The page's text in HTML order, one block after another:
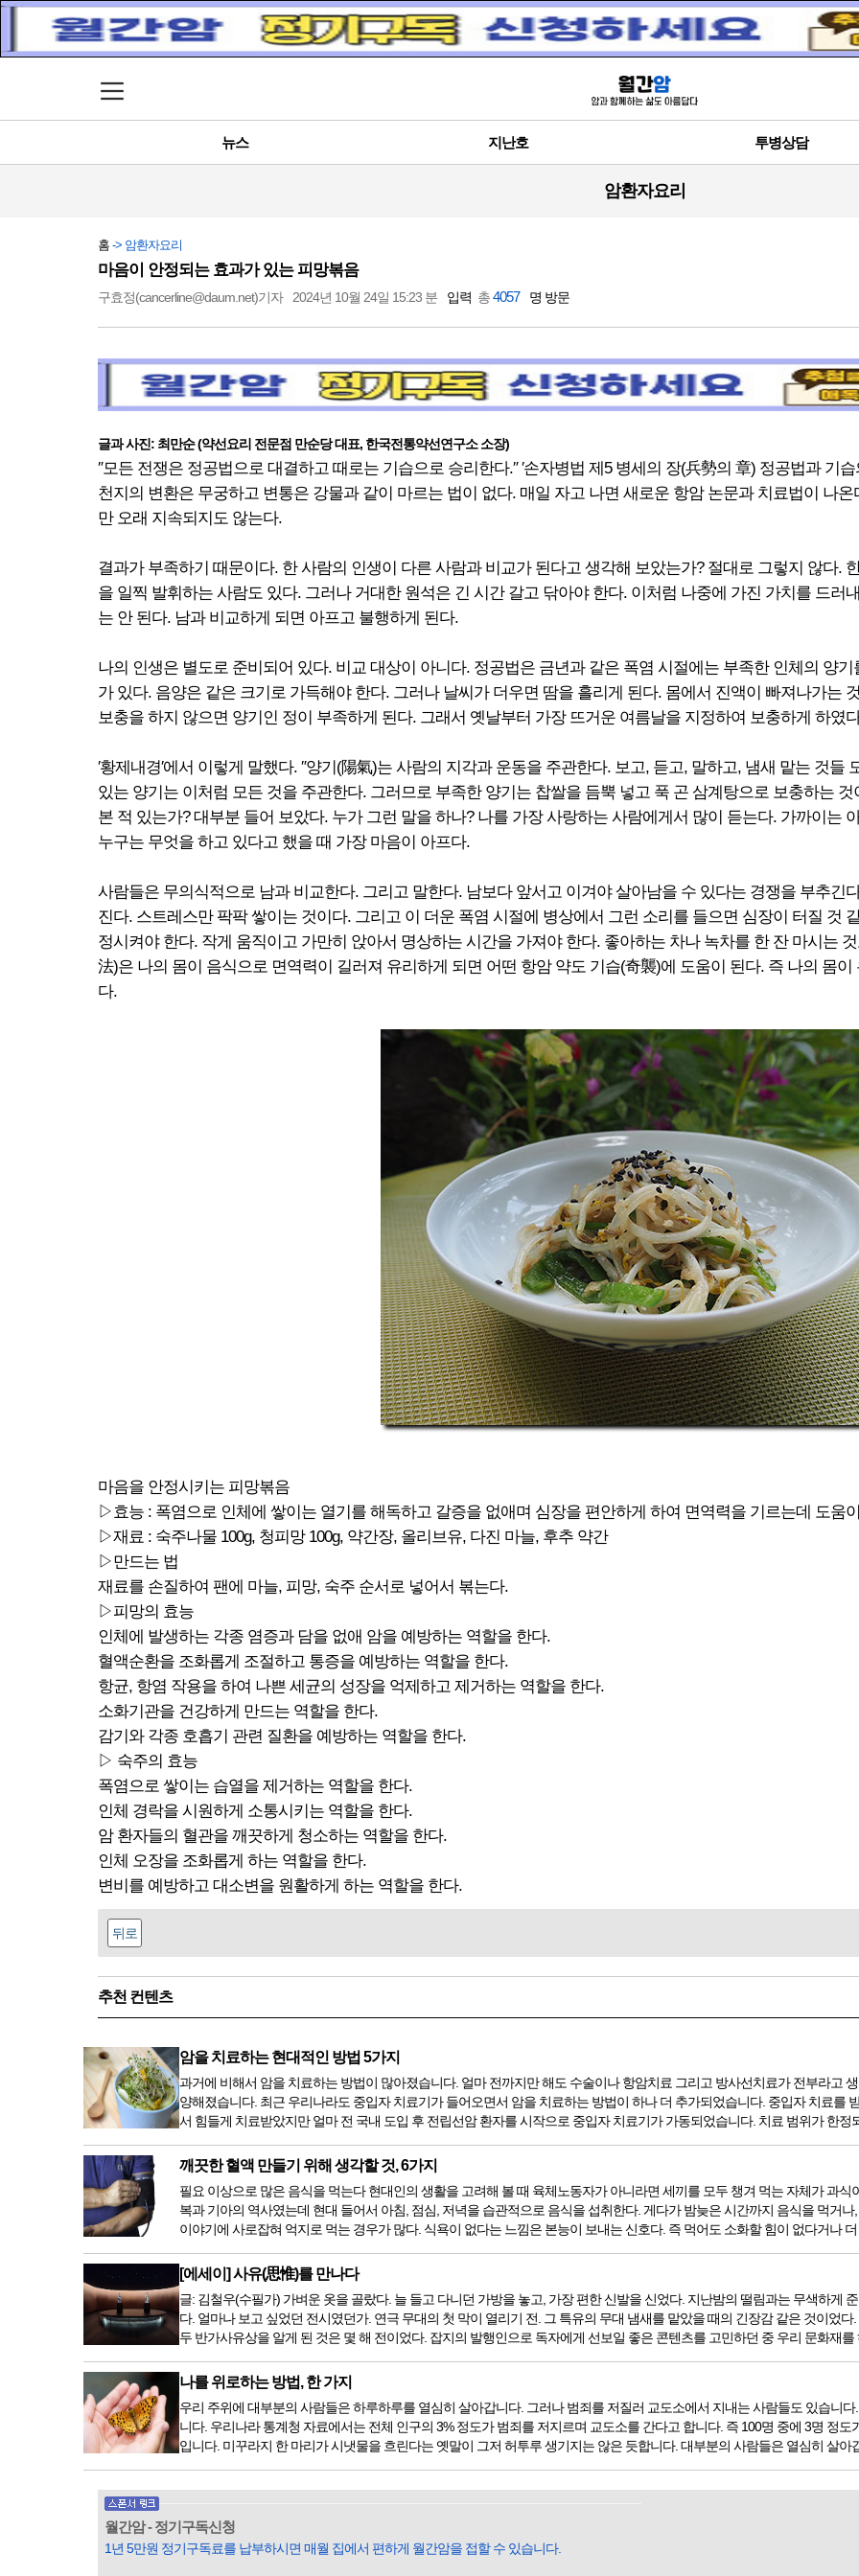
메뉴 열기
뉴스 지난호 투병상담
암환자요리
홈 -> 암환자요리
마음이 안정되는 효과가 있는 피망볶음
구효정(cancerline@daum.net)기자 2024년 10월 24일 15:23 분 입력 총4057 명 방문
글과 사진: 최만순 (약선요리 전문점 만순당 대표, 한국전통약선연구소 소장)
″모든 전쟁은 정공법으로 대결하고 때로는 기습으로 승리한다.″ ′손자병법 제5 병세의 장(兵勢의 章) 정공법과 기
천지의 변환은 무궁하고 변통은 강물과 같이 마르는 법이 없다. 매일 자고 나면 새로운 항암 논문과 치료법이 나
만 오래 지속되지도 않는다.
결과가 부족하기 때문이다. 한 사람의 인생이 다른 사람과 비교가 된다고 생각해 보았는가? 절대로 그렇지 않다.
을 일찍 발휘하는 사람도 있다. 그러나 거대한 원석은 긴 시간 갈고 닦아야 한다. 이처럼 나중에 가진 가치를 드러
는 안 된다. 남과 비교하게 되면 아프고 불행하게 된다.
나의 인생은 별도로 준비되어 있다. 비교 대상이 아니다. 정공법은 금년과 같은 폭염 시절에는 부족한 인체의 양
가 있다. 음양은 같은 크기로 가득해야 한다. 그러나 날씨가 더우면 땀을 흘리게 된다. 몸에서 진액이 빠져나가는
보충을 하지 않으면 양기인 정이 부족하게 된다. 그래서 옛날부터 가장 뜨거운 여름날을 지정하여 보충하게 하였
′황제내경′에서 이렇게 말했다. ″양기(陽氣)는 사람의 지각과 운동을 주관한다. 보고, 듣고, 말하고, 냄새 맡는 것들
있는 양기는 이처럼 모든 것을 주관한다. 그러므로 부족한 양기는 찹쌀을 듬뿍 넣고 푹 곤 삼계탕으로 보충하는
본 적 있는가? 대부분 들어 보았다. 누가 그런 말을 하나? 나를 가장 사랑하는 사람에게서 많이 듣는다. 가까이는
누구는 무엇을 하고 있다고 했을 때 가장 마음이 아프다.
사람들은 무의식적으로 남과 비교한다. 그리고 말한다. 남보다 앞서고 이겨야 살아남을 수 있다는 경쟁을 부추긴
진다. 스트레스만 팍팍 쌓이는 것이다. 그리고 이 더운 폭염 시절에 병상에서 그런 소리를 들으면 심장이 터질 것
정시켜야 한다. 작게 움직이고 가만히 앉아서 명상하는 시간을 가져야 한다. 좋아하는 차나 녹차를 한 잔 마시는
法)은 나의 몸이 음식으로 면역력이 길러져 유리하게 되면 어떤 항암 약도 기습(奇襲)에 도움이 된다. 즉 나의 몸
다.
마음을 안정시키는 피망볶음
▷효능 : 폭염으로 인체에 쌓이는 열기를 해독하고 갈증을 없애며 심장을 편안하게 하여 면역력을 기르는데 도움
▷재료 : 숙주나물 100g, 청피망 100g, 약간장, 올리브유, 다진 마늘, 후추 약간
▷만드는 법
재료를 손질하여 팬에 마늘, 피망, 숙주 순서로 넣어서 볶는다.
▷피망의 효능
인체에 발생하는 각종 염증과 담을 없애 암을 예방하는 역할을 한다.
혈액순환을 조화롭게 조절하고 통증을 예방하는 역할을 한다.
항균, 항염 작용을 하여 나쁜 세균의 성장을 억제하고 제거하는 역할을 한다.
소화기관을 건강하게 만드는 역할을 한다.
감기와 각종 호흡기 관련 질환을 예방하는 역할을 한다.
▷ 숙주의 효능
폭염으로 쌓이는 습열을 제거하는 역할을 한다.
인체 경락을 시원하게 소통시키는 역할을 한다.
암 환자들의 혈관을 깨끗하게 청소하는 역할을 한다.
인체 오장을 조화롭게 하는 역할을 한다.
변비를 예방하고 대소변을 원활하게 하는 역할을 한다.
뒤로
추천 컨텐츠
암을 치료하는 현대적인 방법 5가지
과거에 비해서 암을 치료하는 방법이 많아졌습니다. 얼마 전까지만 해도 수술이나 항암치료 그리고 방사선치료가 전부라고
양해졌습니다. 최근 우리나라도 중입자 치료기가 들어오면서 암을 치료하는 방법이 하나 더 추가되었습니다. 중입자 치료를
서 힘들게 치료받았지만 얼마 전 국내 도입 후 전립선암 환자를 시작으로 중입자 치료기가 가동되었습니다. 치료 범위가 한
깨끗한 혈액 만들기 위해 생각할 것, 6가지
필요 이상으로 많은 음식을 먹는다 현대인의 생활을 고려해 볼 때 육체노동자가 아니라면 세끼를 모두 챙겨 먹는 자체가 과
복과 기아의 역사였는데 현대 들어서 아침, 점심, 저녁을 습관적으로 음식을 섭취한다. 게다가 밤늦은 시간까지 음식을 먹거
이야기에 사로잡혀 억지로 먹는 경우가 많다. 식욕이 없다는 느낌은 본능이 보내는 신호다. 즉 먹어도 소화할 힘이 없다거나
[에세이] 사유(思惟)를 만나다
글: 김철우(수필가) 가벼운 옷을 골랐다. 늘 들고 다니던 가방을 놓고, 가장 편한 신발을 신었다. 지난밤의 떨림과는 무색하게
다. 얼마나 보고 싶었던 전시였던가. 연극 무대의 첫 막이 열리기 전. 그 특유의 무대 냄새를 맡았을 때의 긴장감 같은 것이었
두 반가사유상을 알게 된 것은 몇 해 전이었다. 잡지의 발행인으로 독자에게 선보일 좋은 콘텐츠를 고민하던 중 우리 문화재를
나를 위로하는 방법, 한 가지
우리 주위에 대부분의 사람들은 하루하루를 열심히 살아갑니다. 그러나 범죄를 저질러 교도소에서 지내는 사람들도 있습니
니다. 우리나라 통계청 자료에서는 전체 인구의 3% 정도가 범죄를 저지르며 교도소를 간다고 합니다. 즉 100명 중에 3명 정
입니다. 미꾸라지 한 마리가 시냇물을 흐린다는 옛말이 그저 허투루 생기지는 않은 듯합니다. 대부분의 사람들은 열심히 살아
월간암 - 정기구독신청
1년 5만원 정기구독료를 납부하시면 매월 집에서 편하게 월간암을 접할 수 있습니다.